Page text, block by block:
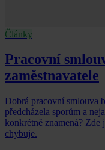
Články
Pracovní
zaměstnavatele
Dobrá pracovní smlouva
předcházela sporům a
konkrétně znamená?
chybuje.